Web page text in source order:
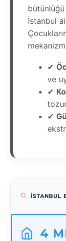
İstanbul
✔
ve
✔
✔
İSTANBUL
4